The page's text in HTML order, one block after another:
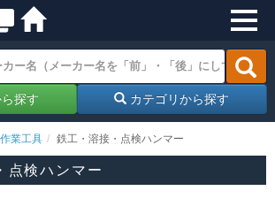
探す カテゴリから探す
業工具 鉄工・溶接・点検ハンマー
点検ハンマー